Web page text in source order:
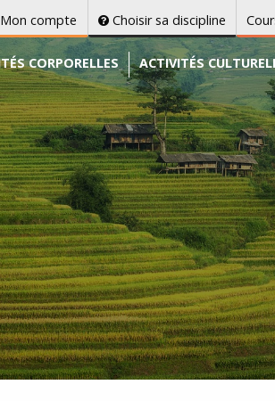
compte Choisir sa discipline
CORPORELLES ACTIVITÉS